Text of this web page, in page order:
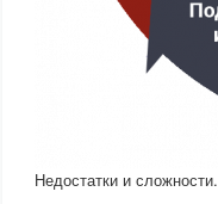
Недостатки и сложности.